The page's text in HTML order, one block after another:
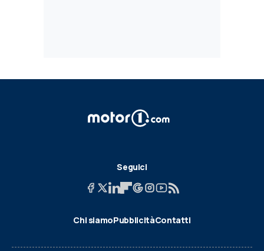
Seguici
Chi siamoPubblicitàContatti